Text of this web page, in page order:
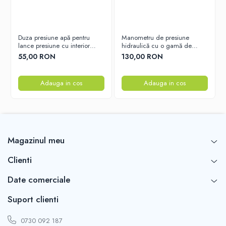
Rotatii pe minut:1400
Tip motor: Trifazic, patru
poli
pentru:
la pompele de spălare sub
presiune prin
pana
Duza presiune apă pentru
lance presiune cu interior
ceramic 25x040 – Duza
durabilă pentru performanță
55,00 RON
Adauga in cos
Manometru de presiune
hidraulică cu o gamă de
măsurare de la 0 la 300 bar
130,00 RON
Adauga in cos
Magazinul meu
Clienti
Date comerciale
Suport clienti
0730 092 187